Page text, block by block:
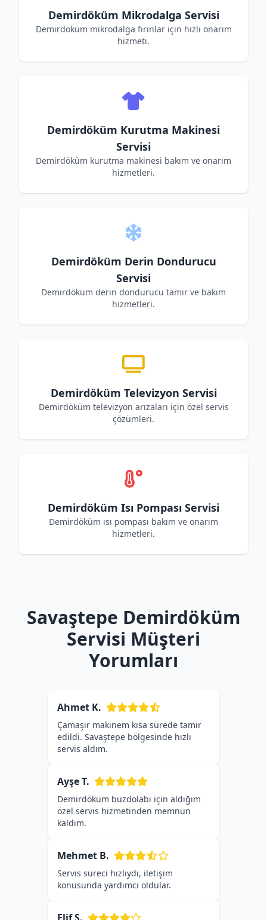
Demirdöküm Mikrodalga Servisi
Demirdöküm mikrodalga fırınlar için hızlı onarım
hizmeti.
Demirdöküm Kurutma Makinesi
Servisi
Demirdöküm kurutma makinesi bakım ve onarım
hizmetleri.
Demirdöküm Derin Dondurucu
Servisi
Demirdöküm derin dondurucu tamir ve bakım
hizmetleri.
Demirdöküm Televizyon Servisi
Demirdöküm televizyon arızaları için özel servis
çözümleri.
Demirdöküm Isı Pompası Servisi
Demirdöküm ısı pompası bakım ve onarım
hizmetleri.
Savaştepe Demirdöküm
Servisi Müşteri
Yorumları
Ahmet K.
Çamaşır makinem kısa sürede tamir
edildi. Savaştepe bölgesinde hızlı
servis aldım.
Ayşe T.
Demirdöküm buzdolabı için aldığım
özel servis hizmetinden memnun
kaldım.
Mehmet B.
Servis süreci hızlıydı, iletişim
konusunda yardımcı oldular.